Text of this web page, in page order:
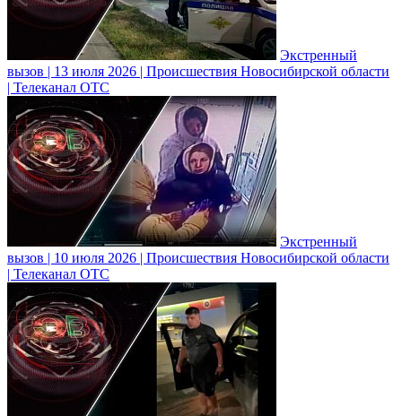
Экстренный
вызов | 13 июля 2026 | Происшествия Новосибирской области
| Телеканал ОТС
Экстренный
вызов | 10 июля 2026 | Происшествия Новосибирской области
| Телеканал ОТС